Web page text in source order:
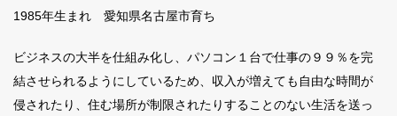
1985年生まれ 愛知県名古屋市育ち
ビジネスの大半を仕組み化し、パソコン１台で仕事の９９％を完
結させられるようにしているため、収入が増えても自由な時間が
侵されたり、住む場所が制限されたりすることのない生活を送っ